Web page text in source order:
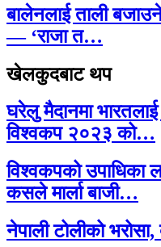
बालेनलाई ताली
— ‘राजा त…
खेलकुदबाट थप
घरेलु मैदानमा
विश्वकप २०२३ को…
विश्वकपको उपाधिका
कसले मार्ला बाजी…
नेपाली टोलीको भरोसा,